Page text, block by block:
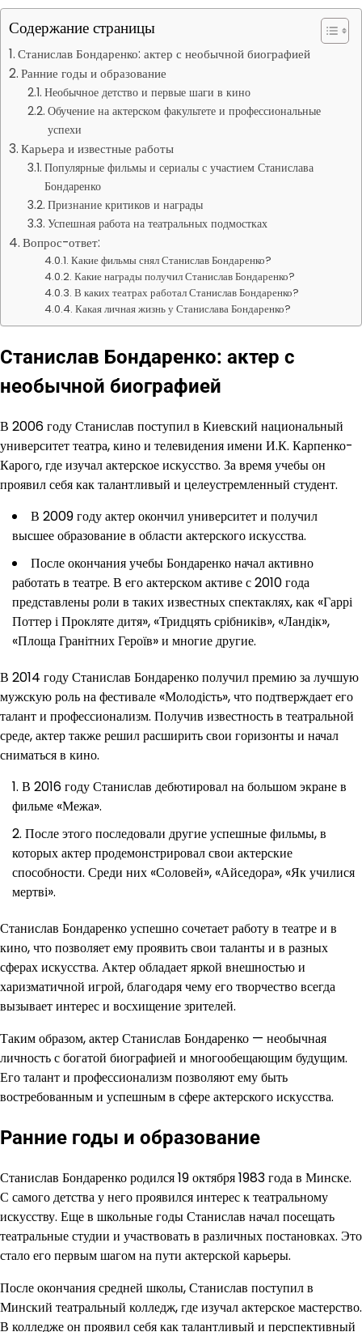
Содержание страницы
Станислав Бондаренко: актер с необычной биографией
Ранние годы и образование
Необычное детство и первые шаги в кино
Обучение на актерском факультете и профессиональные
успехи
Карьера и известные работы
Популярные фильмы и сериалы с участием Станислава
Бондаренко
Признание критиков и награды
Успешная работа на театральных подмостках
Вопрос-ответ:
Какие фильмы снял Станислав Бондаренко?
Какие награды получил Станислав Бондаренко?
В каких театрах работал Станислав Бондаренко?
Какая личная жизнь у Станислава Бондаренко?
Станислав Бондаренко: актер с
необычной биографией
В 2006 году Станислав поступил в Киевский национальный
университет театра, кино и телевидения имени И.К. Карпенко-
Карого, где изучал актерское искусство. За время учебы он
проявил себя как талантливый и целеустремленный студент.
В 2009 году актер окончил университет и получил
высшее образование в области актерского искусства.
После окончания учебы Бондаренко начал активно
работать в театре. В его актерском активе с 2010 года
представлены роли в таких известных спектаклях, как «Гаррі
Поттер і Прокляте дитя», «Тридцять срібників», «Ландік»,
«Площа Гранітних Героїв» и многие другие.
В 2014 году Станислав Бондаренко получил премию за лучшую
мужскую роль на фестивале «Молодість», что подтверждает его
талант и профессионализм. Получив известность в театральной
среде, актер также решил расширить свои горизонты и начал
сниматься в кино.
В 2016 году Станислав дебютировал на большом экране в
фильме «Межа».
После этого последовали другие успешные фильмы, в
которых актер продемонстрировал свои актерские
способности. Среди них «Соловей», «Айседора», «Як училися
мертві».
Станислав Бондаренко успешно сочетает работу в театре и в
кино, что позволяет ему проявить свои таланты и в разных
сферах искусства. Актер обладает яркой внешностью и
харизматичной игрой, благодаря чему его творчество всегда
вызывает интерес и восхищение зрителей.
Таким образом, актер Станислав Бондаренко — необычная
личность с богатой биографией и многообещающим будущим.
Его талант и профессионализм позволяют ему быть
востребованным и успешным в сфере актерского искусства.
Ранние годы и образование
Станислав Бондаренко родился 19 октября 1983 года в Минске.
С самого детства у него проявился интерес к театральному
искусству. Еще в школьные годы Станислав начал посещать
театральные студии и участвовать в различных постановках. Это
стало его первым шагом на пути актерской карьеры.
После окончания средней школы, Станислав поступил в
Минский театральный колледж, где изучал актерское мастерство.
В колледже он проявил себя как талантливый и перспективный